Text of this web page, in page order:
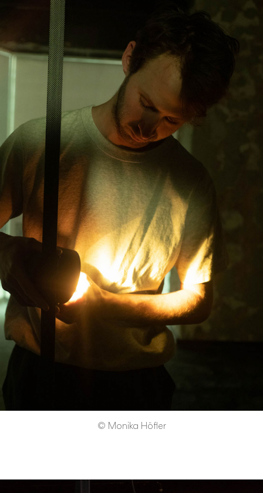
© Monika Höfler